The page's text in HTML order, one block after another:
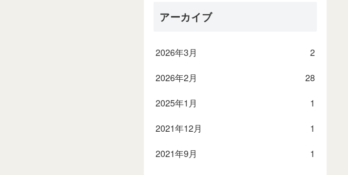
アーカイブ
2026年3月
2
2026年2月
28
2025年1月
1
2021年12月
1
2021年9月
1